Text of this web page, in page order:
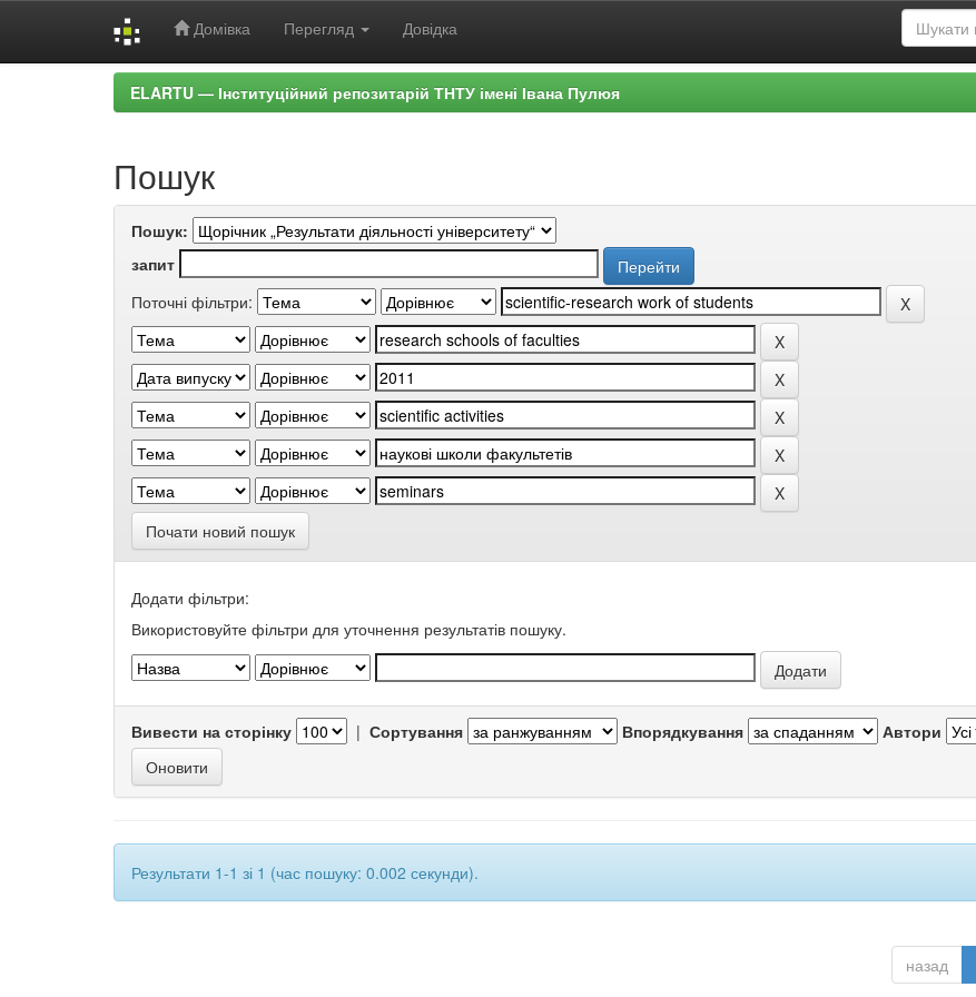
Домівка Перегляд Довідка
ELARTU — Інституційний репозитарій ТНТУ імені Івана Пулюя
Пошук
Пошук:
запит
Поточні фільтри:
Почати новий пошук
Додати фільтри:
Використовуйте фільтри для уточнення результатів пошуку.
Вивести на сторінку | Сортування Впорядкування Автори
Результати 1-1 зі 1 (час пошуку: 0.002 секунди).
назад